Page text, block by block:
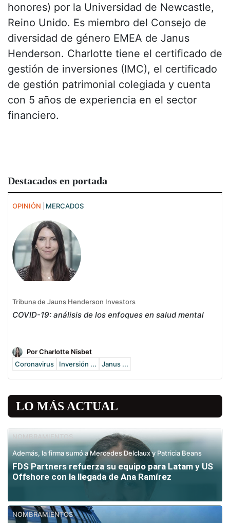
honores) por la Universidad de Newcastle,
Reino Unido. Es miembro del Consejo de
diversidad de género EMEA de Janus
Henderson. Charlotte tiene el certificado de
gestión de inversiones (IMC), el certificado
de gestión patrimonial colegiada y cuenta
con 5 años de experiencia en el sector
financiero.
Destacados en portada
OPINIÓN MERCADOS
Tribuna de Jauns Henderson Investors
COVID-19: análisis de los enfoques en salud mental
Por Charlotte Nisbet
Coronavirus
Inversión ... Janus ...
LO MÁS ACTUAL
NOMBRAMIENTOS
Además, la firma sumó a Mercedes Delclaux y Patricia Beans
FDS Partners refuerza su equipo para Latam y US
Offshore con la llegada de Ana Ramírez
NOMBRAMIENTOS